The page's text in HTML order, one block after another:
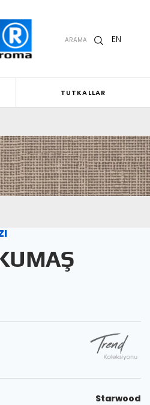
ARAMA EN
TUTKALLAR
Starwood